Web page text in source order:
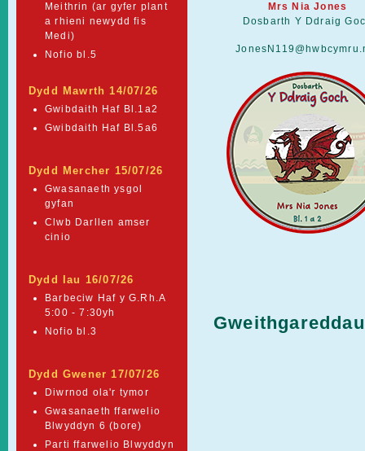
Meithrin (ar gyfer plant
a rhieni newydd fis
Medi)
Nofio bl.5
Dydd Mawrth 14/07/26
Gwibdaith Haf Bl.1a2
Gwibdaith Haf Bl.5a6
Dydd Mercher 15/07/26
Gwasanaeth ysgol
gyfan
Clwb Darllen amser
cinio
Dydd Iau 16/07/26
Barbeciw Haf y G.Rh.A
5:00 - 7:30yh
Nofio bl.3
Dydd Gwener 17/07/26
Diwrnod ola'r tymor
Gwasanaeth ffarwelio
Blwyddyn 6 (bore)
Parti ffarwelio Blwyddyn
Mrs Nia Jones
Dosbarth Y Ddraig